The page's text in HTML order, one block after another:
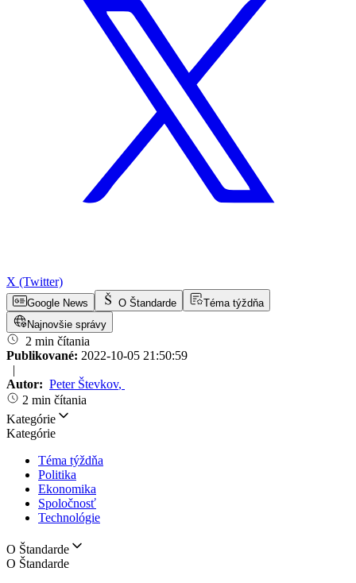
X (Twitter)
Google News O Štandarde
Téma týždňa
Najnovšie správy
2 min čítania
Publikované: 2022-10-05 21:50:59
|
Autor: Peter Števkov,
2 min čítania
Kategórie
Kategórie
Téma týždňa
Politika
Ekonomika
Spoločnosť
Technológie
O Štandarde
O Štandarde